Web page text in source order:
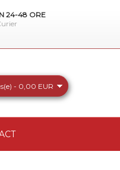
24-48 ORE
- 0,00 EUR